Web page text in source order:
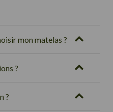
mon matelas ?
?
?